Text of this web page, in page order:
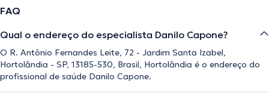
FAQ
Qual o endereço do especialista Danilo Capone?
O R. Antônio Fernandes Leite, 72 - Jardim Santa Izabel,
Hortolândia - SP, 13185-530, Brasil, Hortolândia é o endereço do
profissional de saúde Danilo Capone.